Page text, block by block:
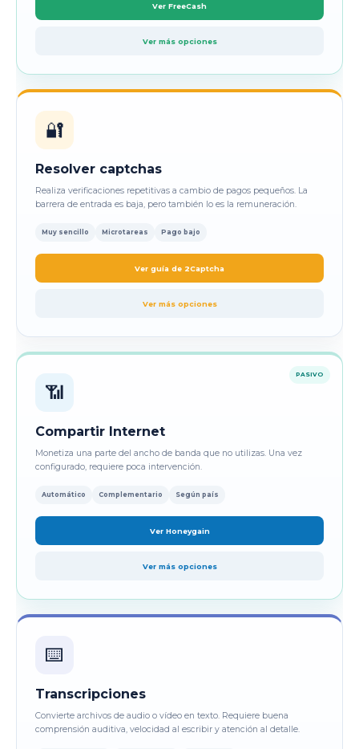
Ver FreeCash
Ver más opciones
🔐
Resolver captchas
Realiza verificaciones repetitivas a cambio de pagos pequeños. La
barrera de entrada es baja, pero también lo es la remuneración.
Muy sencillo Microtareas Pago bajo
Ver guía de 2Captcha
Ver más opciones
PASIVO
📶
Compartir Internet
Monetiza una parte del ancho de banda que no utilizas. Una vez
configurado, requiere poca intervención.
Automático Complementario Según país
Ver Honeygain
Ver más opciones
⌨️
Transcripciones
Convierte archivos de audio o vídeo en texto. Requiere buena
comprensión auditiva, velocidad al escribir y atención al detalle.